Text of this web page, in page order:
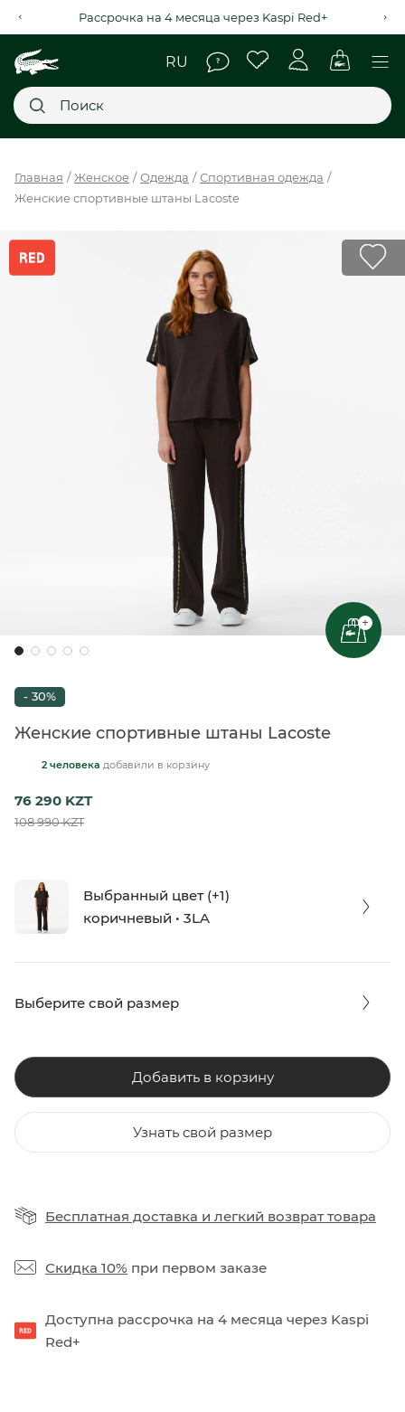
Рассрочка на 4 месяца через Kaspi Red+
НОВИНКИ
SALE
МЫ LACOSTE
Главная Женское Одежда
Спортивная одежда
Женские спортивные штаны Lacoste
+
- 30%
Женские спортивные штаны Lacoste
2 человека добавили в корзину
76 290 KZT
108 990 KZT
Выбранный цвет (+1)
коричневый • 3LA
Выберите свой размер
Добавить в корзину
Узнать свой размер
Бесплатная доставка и легкий возврат товара
Скидка 10% при первом заказе
Доступна рассрочка на 4 месяца через Kaspi
Red+